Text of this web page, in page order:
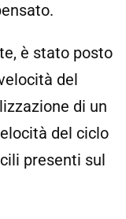
è stato posto
del
di un
del ciclo
presenti sul